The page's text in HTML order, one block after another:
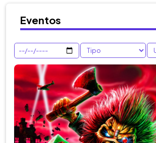
Eventos